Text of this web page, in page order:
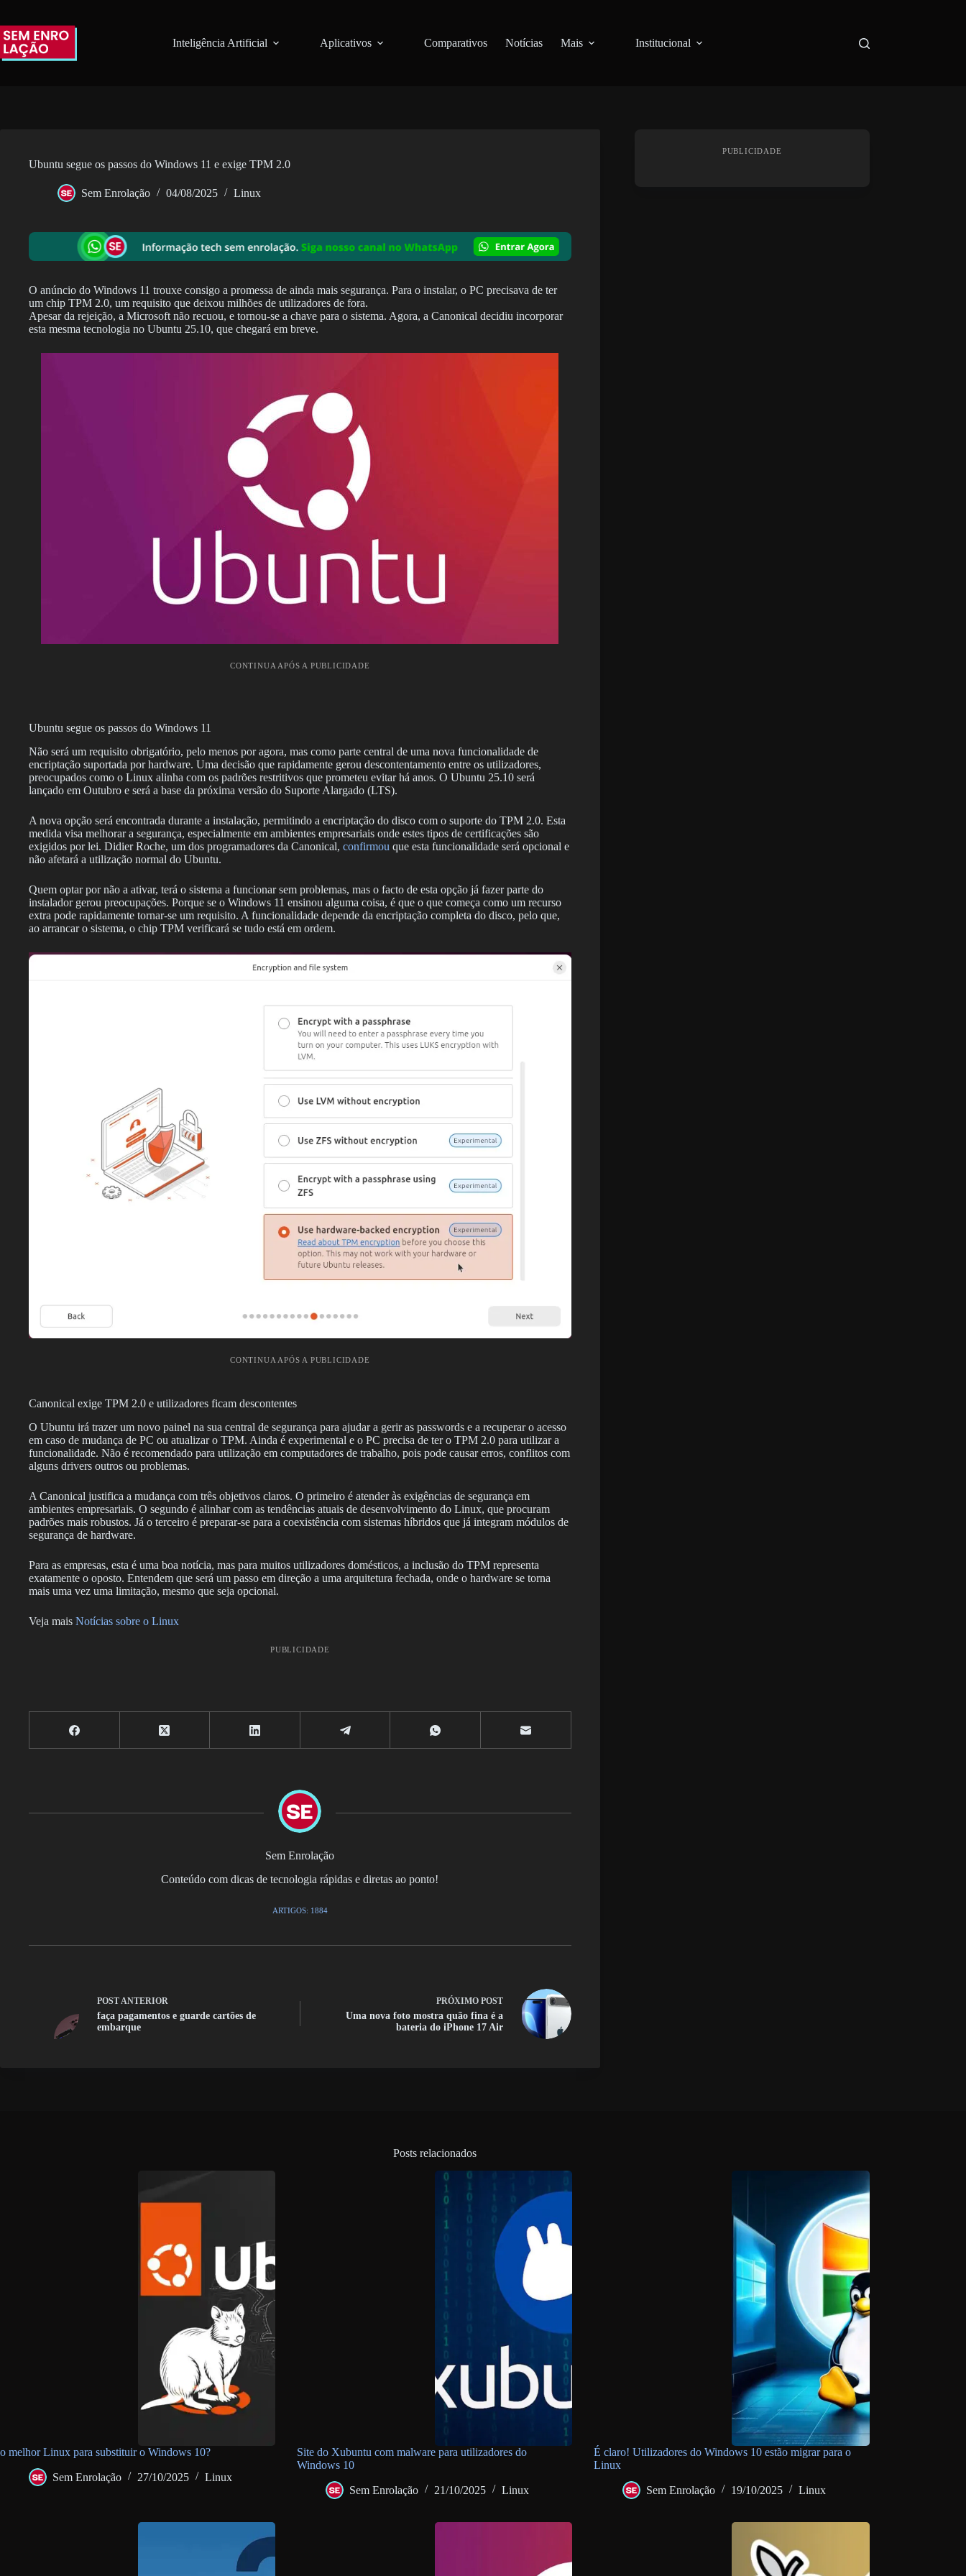
o
conteúdo
Inteligência Artificial Aplicativos Comparativos Notícias Mais Institucional
Ubuntu segue os passos do Windows 11 e exige TPM 2.0
Sem Enrolação 04/08/2025 Linux
O anúncio do Windows 11 trouxe consigo a promessa de ainda mais segurança. Para o instalar, o PC precisava de ter
um chip TPM 2.0, um requisito que deixou milhões de utilizadores de fora.
Apesar da rejeição, a Microsoft não recuou, e tornou-se a chave para o sistema. Agora, a Canonical decidiu incorporar
esta mesma tecnologia no Ubuntu 25.10, que chegará em breve.
CONTINUA APÓS A PUBLICIDADE
Ubuntu segue os passos do Windows 11
Não será um requisito obrigatório, pelo menos por agora, mas como parte central de uma nova funcionalidade de
encriptação suportada por hardware. Uma decisão que rapidamente gerou descontentamento entre os utilizadores,
preocupados como o Linux alinha com os padrões restritivos que prometeu evitar há anos. O Ubuntu 25.10 será
lançado em Outubro e será a base da próxima versão do Suporte Alargado (LTS).
A nova opção será encontrada durante a instalação, permitindo a encriptação do disco com o suporte do TPM 2.0. Esta
medida visa melhorar a segurança, especialmente em ambientes empresariais onde estes tipos de certificações são
exigidos por lei. Didier Roche, um dos programadores da Canonical, confirmou que esta funcionalidade será opcional e
não afetará a utilização normal do Ubuntu.
Quem optar por não a ativar, terá o sistema a funcionar sem problemas, mas o facto de esta opção já fazer parte do
instalador gerou preocupações. Porque se o Windows 11 ensinou alguma coisa, é que o que começa como um recurso
extra pode rapidamente tornar-se um requisito. A funcionalidade depende da encriptação completa do disco, pelo que,
ao arrancar o sistema, o chip TPM verificará se tudo está em ordem.
CONTINUA APÓS A PUBLICIDADE
Canonical exige TPM 2.0 e utilizadores ficam descontentes
O Ubuntu irá trazer um novo painel na sua central de segurança para ajudar a gerir as passwords e a recuperar o acesso
em caso de mudança de PC ou atualizar o TPM. Ainda é experimental e o PC precisa de ter o TPM 2.0 para utilizar a
funcionalidade. Não é recomendado para utilização em computadores de trabalho, pois pode causar erros, conflitos com
alguns drivers outros ou problemas.
A Canonical justifica a mudança com três objetivos claros. O primeiro é atender às exigências de segurança em
ambientes empresariais. O segundo é alinhar com as tendências atuais de desenvolvimento do Linux, que procuram
padrões mais robustos. Já o terceiro é preparar-se para a coexistência com sistemas híbridos que já integram módulos de
segurança de hardware.
Para as empresas, esta é uma boa notícia, mas para muitos utilizadores domésticos, a inclusão do TPM representa
exatamente o oposto. Entendem que será um passo em direção a uma arquitetura fechada, onde o hardware se torna
mais uma vez uma limitação, mesmo que seja opcional.
Veja mais Notícias sobre o Linux
PUBLICIDADE
Sem Enrolação
Conteúdo com dicas de tecnologia rápidas e diretas ao ponto!
ARTIGOS: 1884
POSTANTERIOR
faça pagamentos e guarde cartões de
embarque
PRÓXIMO POST
Uma nova foto mostra quão fina é a
bateria do iPhone 17 Air
PUBLICIDADE
Posts relacionados
o melhor Linux para substituir o Windows 10?
Sem Enrolação 27/10/2025 Linux
Site do Xubuntu com malware para utilizadores do
Windows 10
Sem Enrolação 21/10/2025 Linux
É claro! Utilizadores do Windows 10 estão migrar para o
Linux
Sem Enrolação 19/10/2025 Linux